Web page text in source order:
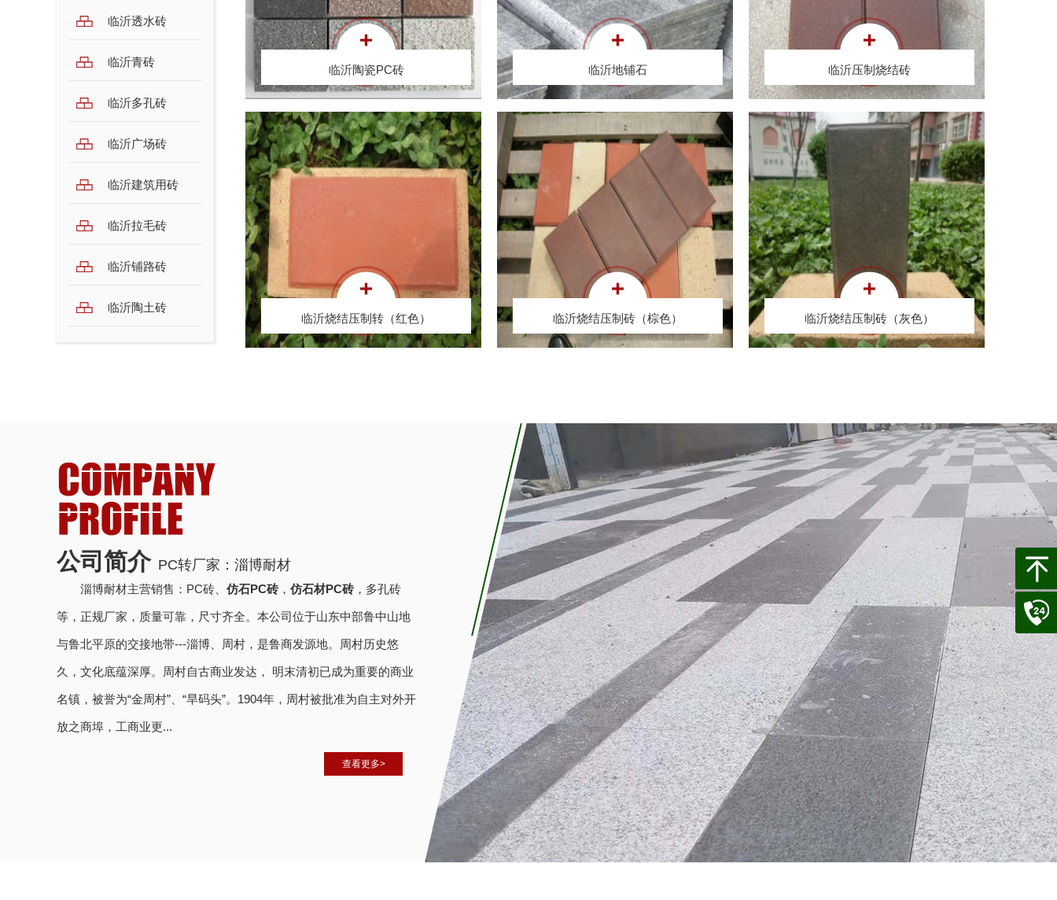
临沂透水砖
临沂青砖
临沂多孔砖
临沂广场砖
临沂建筑用砖
临沂拉毛砖
临沂铺路砖
临沂陶土砖
临沂陶瓷PC砖 临沂地铺石 临沂压制烧结砖
临沂烧结压制转（红色） 临沂烧结压制砖（棕色） 临沂烧结压制砖（灰色）
临沂烧结压制砖（灰色...
公司简介 PC转厂家：淄博耐材
淄博耐材主营销售：PC砖、 仿石PC砖， 仿石材PC砖， 多孔砖
等，正规厂家，质量可靠，尺寸齐全。本公司位于山东中部鲁中山地
与鲁北平原的交接地带---淄博、周村，是鲁商发源地。周村历史悠
久，文化底蕴深厚。周村自古商业发达， 明末清初已成为重要的商业
名镇，被誉为“金周村”、“旱码头”。1904年，周村被批准为自主对外开
放之商埠，工商业更...
查看更多>